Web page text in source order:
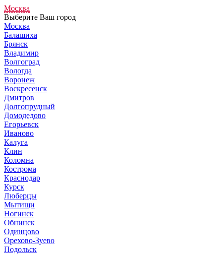
Москва
Выберите Ваш город
Москва
Балашиха
Брянск
Владимир
Волгоград
Вологда
Воронеж
Воскресенск
Дмитров
Долгопрудный
Домодедово
Егорьевск
Иваново
Калуга
Клин
Коломна
Кострома
Краснодар
Курск
Люберцы
Мытищи
Ногинск
Обнинск
Одинцово
Орехово-Зуево
Подольск